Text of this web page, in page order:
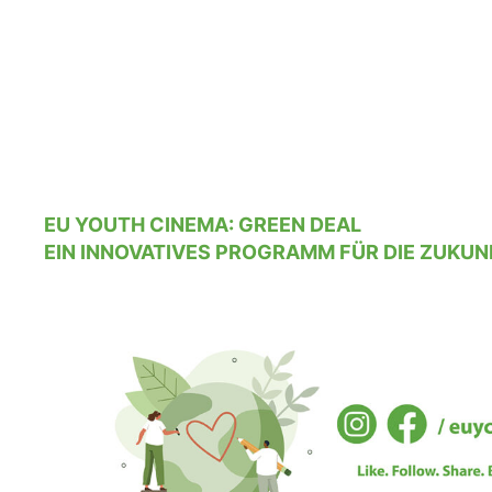
EU YOUTH CINEMA: GREEN DEAL
EIN INNOVATIVES PROGRAMM FÜR DIE